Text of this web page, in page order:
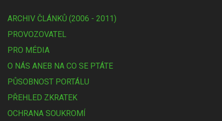
ARCHIV ČLÁNKŮ (2006 - 2011)
PROVOZOVATEL
PRO MÉDIA
O NÁS ANEB NA CO SE PTÁTE
PŮSOBNOST PORTÁLU
PŘEHLED ZKRATEK
OCHRANA SOUKROMÍ